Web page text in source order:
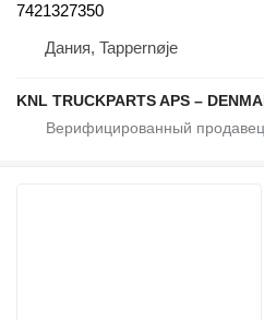
7421327350
Дания, Tappernøje
KNL TRUCKPARTS APS –